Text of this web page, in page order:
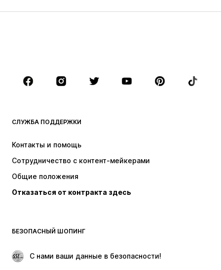
Юбки
Блузки и туники
Аксессуары
Премиум
НОВИНКИ
Куртки
Свитеры и вязаные изделия
Белье
Пальто
Юбки
Поводы
ЭКСКЛЮЗИВ
СЛУЖБА ПОДДЕРЖКИ
Контакты и помощь
Сотрудничество с контент-мейкерами
Общие положения
Отказаться от контракта здесь
БЕЗОПАСНЫЙ ШОПИНГ
С нами ваши данные в безопасности!